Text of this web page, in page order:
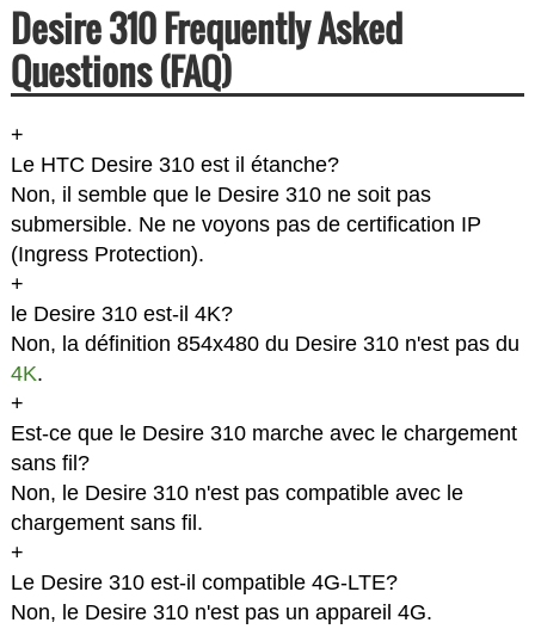
Desire 310 Frequently Asked
Questions (FAQ)
+
Le HTC Desire 310 est il étanche?
Non, il semble que le Desire 310 ne soit pas
submersible. Ne ne voyons pas de certification IP
(Ingress Protection).
+
le Desire 310 est-il 4K?
Non, la définition 854x480 du Desire 310 n'est pas du
4K.
+
Est-ce que le Desire 310 marche avec le chargement
sans fil?
Non, le Desire 310 n'est pas compatible avec le
chargement sans fil.
+
Le Desire 310 est-il compatible 4G-LTE?
Non, le Desire 310 n'est pas un appareil 4G.